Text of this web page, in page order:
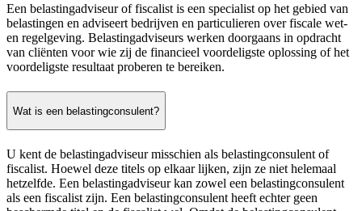
Een belastingadviseur of fiscalist is een specialist op het gebied van
belastingen en adviseert bedrijven en particulieren over fiscale wet-
en regelgeving. Belastingadviseurs werken doorgaans in opdracht
van cliënten voor wie zij de financieel voordeligste oplossing of het
voordeligste resultaat proberen te bereiken.
Wat is een belastingconsulent?
U kent de belastingadviseur misschien als belastingconsulent of
fiscalist. Hoewel deze titels op elkaar lijken, zijn ze niet helemaal
hetzelfde. Een belastingadviseur kan zowel een belastingconsulent
als een fiscalist zijn. Een belastingconsulent heeft echter geen